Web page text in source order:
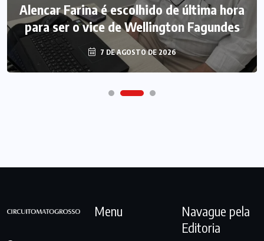
Alencar Farina é escolhido de última hora
para ser o vice de Wellington Fagundes
7 DE AGOSTO DE 2026
Menu
Navague pela
Editoria